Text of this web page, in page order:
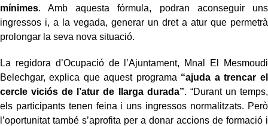
mínimes. Amb aquesta fórmula, podran aconseguir uns
ingressos i, a la vegada, generar un dret a atur que permetrà
prolongar la seva nova situació.
La regidora d’Ocupació de l’Ajuntament, Mnal El Mesmoudi
Belechgar, explica que aquest programa “ajuda a trencar el
cercle viciós de l’atur de llarga durada”. “Durant un temps,
els participants tenen feina i uns ingressos normalitzats. Però
l’oportunitat també s’aprofita per a donar accions de formació i